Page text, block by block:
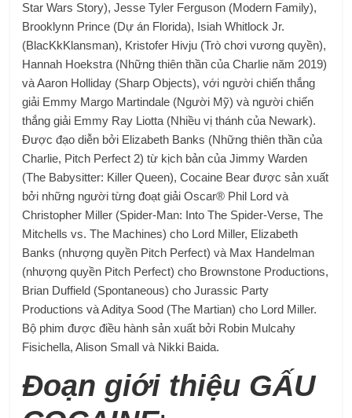
Star Wars Story), Jesse Tyler Ferguson (Modern Family),
Brooklynn Prince (Dự án Florida), Isiah Whitlock Jr.
(BlacKkKlansman), Kristofer Hivju (Trò chơi vương quyền),
Hannah Hoekstra (Những thiên thần của Charlie năm 2019)
và Aaron Holliday (Sharp Objects), với người chiến thắng
giải Emmy Margo Martindale (Người Mỹ) và người chiến
thắng giải Emmy Ray Liotta (Nhiều vị thánh của Newark).
Được đạo diễn bởi Elizabeth Banks (Những thiên thần của
Charlie, Pitch Perfect 2) từ kịch bản của Jimmy Warden
(The Babysitter: Killer Queen), Cocaine Bear được sản xuất
bởi những người từng đoạt giải Oscar® Phil Lord và
Christopher Miller (Spider-Man: Into The Spider-Verse, The
Mitchells vs. The Machines) cho Lord Miller, Elizabeth
Banks (nhượng quyền Pitch Perfect) và Max Handelman
(nhượng quyền Pitch Perfect) cho Brownstone Productions,
Brian Duffield (Spontaneous) cho Jurassic Party
Productions và Aditya Sood (The Martian) cho Lord Miller.
Bộ phim được điều hành sản xuất bởi Robin Mulcahy
Fisichella, Alison Small và Nikki Baida.
Đoạn giới thiệu GẤU